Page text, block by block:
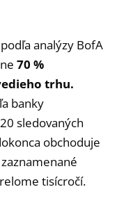
analýzy BofA
70 %
trhu.
banky
sledovaných
obchoduje
tisícročí.